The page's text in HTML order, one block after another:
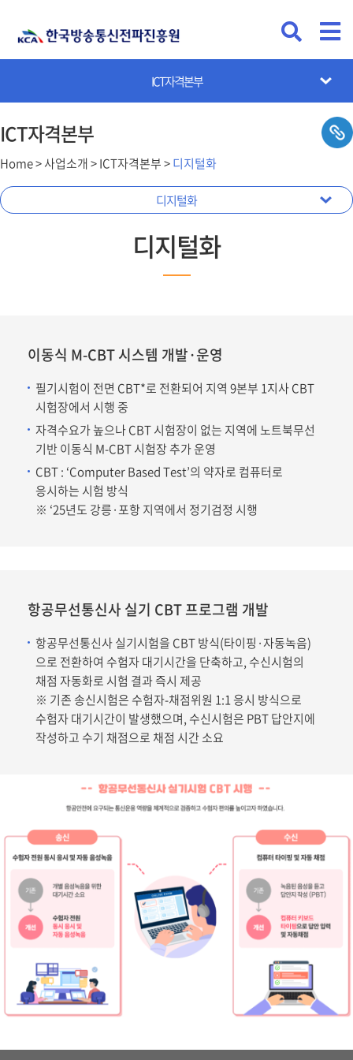
방송미디어본부
빛마루방송지원단
ICT기금관리본부
전파기반본부
전파통신AX본부
차세대전파혁신단
ICT자격본부
ICT자격본부
Home > 사업소개 > ICT자격본부 >디지털화
업무 주요안내
대국민서비스
디지털화
신규 자격 시행기반 구축
디지털화
이동식 M-CBT 시스템 개발·운영
필기시험이 전면 CBT*로 전환되어 지역 9본부 1지사 CBT
시험장에서 시행 중
자격수요가 높으나 CBT 시험장이 없는 지역에 노트북무선
기반 이동식 M-CBT 시험장 추가 운영
CBT : ‘Computer Based Test’의 약자로 컴퓨터로
응시하는 시험 방식
※ ‘25년도 강릉·포항 지역에서 정기검정 시행
항공무선통신사 실기 CBT 프로그램 개발
항공무선통신사 실기시험을 CBT 방식(타이핑·자동녹음)
으로 전환하여 수험자 대기시간을 단축하고, 수신시험의
채점 자동화로 시험 결과 즉시 제공
※ 기존 송신시험은 수험자-채점위원 1:1 응시 방식으로
수험자 대기시간이 발생했으며, 수신시험은 PBT 답안지에
작성하고 수기 채점으로 채점 시간 소요